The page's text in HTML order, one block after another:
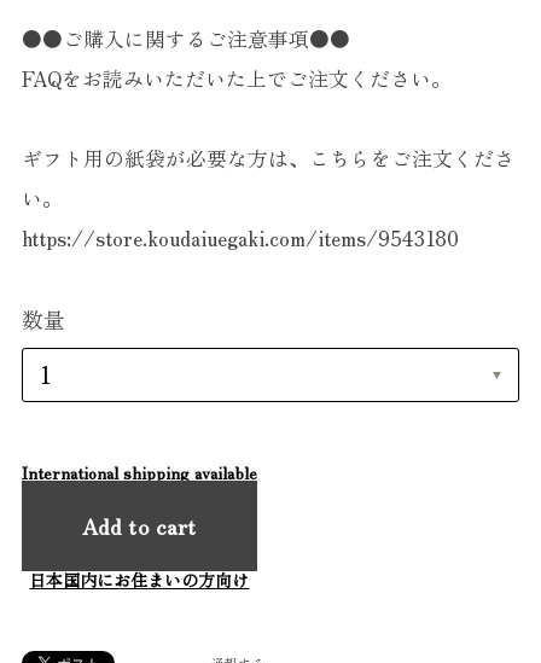
●●ご購入に関するご注意事項●●
FAQをお読みいただいた上でご注文ください。
ギフト用の紙袋が必要な方は、こちらをご注文くださ
い。
https://store.koudaiuegaki.com/items/9543180
数量
International shipping available
Add to cart
日本国内にお住まいの方向け